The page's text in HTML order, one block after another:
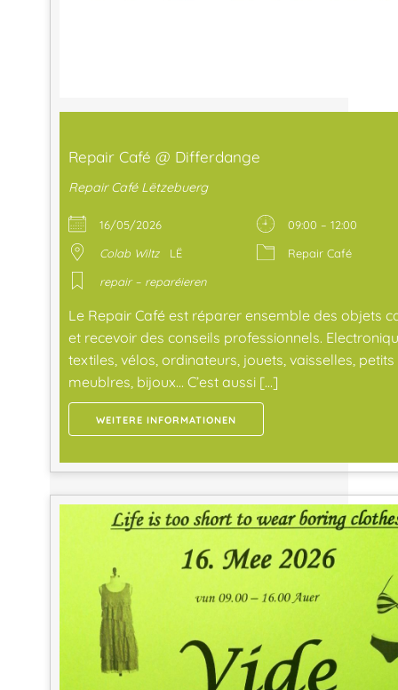
Repair Café @ Differdange
Repair Café Lëtzebuerg
16/05/2026
09:00 – 12:00
Colab Wiltz
LË
Repair Café
repair – reparéieren
Le Repair Café est réparer ensemble des objets
et recevoir des conseils professionnels.
textiles, vélos, ordinateurs, jouets, vaisselles, petits
meublres, bijoux… C’est aussi […]
WEITERE INFORMATIONEN